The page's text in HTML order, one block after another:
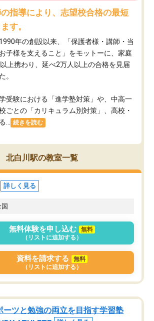
指導により、志望校合格の最短
す。
年の創設以来、「保護者様・講師・当
子様を支えること」をモットーに、家庭
上携わり、延べ2万人以上の合格を見届
。
受験における「進学塾対策」や、中高一
ごとの「カリキュラム別対策」、高校・
続きを読む
北白川駅の教室一覧
詳しく見る
無料体験を申し込む
無料
（リストに追加する）
資料を請求する
無料
（リストに追加する）
ーツと勉強の両立を目指す学習塾